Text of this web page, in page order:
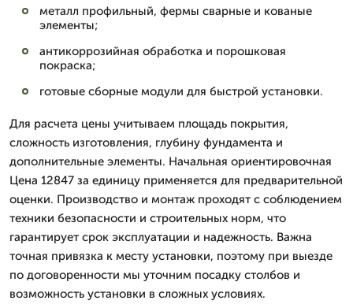
металл профильный, фермы сварные и кованые
элементы;
антикоррозийная обработка и порошковая
покраска;
готовые сборные модули для быстрой установки.
Для расчета цены учитываем площадь покрытия,
сложность изготовления, глубину фундамента и
дополнительные элементы. Начальная ориентировочная
Цена 12847 за единицу применяется для предварительной
оценки. Производство и монтаж проходят с соблюдением
техники безопасности и строительных норм, что
гарантирует срок эксплуатации и надежность. Важна
точная привязка к месту установки, поэтому при выезде
по договоренности мы уточним посадку столбов и
возможность установки в сложных условиях.